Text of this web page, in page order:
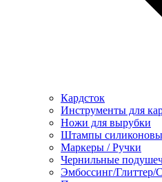
Кардсток
Инструменты для
Ножи для вырубки
Штампы
Маркеры / Ручки
Чернильные
Эмбоссинг/